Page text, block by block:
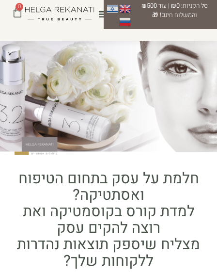
סל הקניות:₪0 | עוד₪500
והמשלוח חינם! 🎁
0
חלמת על עסק בתחום הטיפוח
ואסתטיקה?
למדת קורס בקוסמטיקה ואת
רוצה להקים עסק
מצליח שיספק תוצאות נהדרות
ללקוחות שלך?